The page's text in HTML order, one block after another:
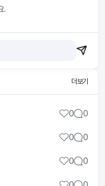
.
더보기
0 0
0 0
0 0